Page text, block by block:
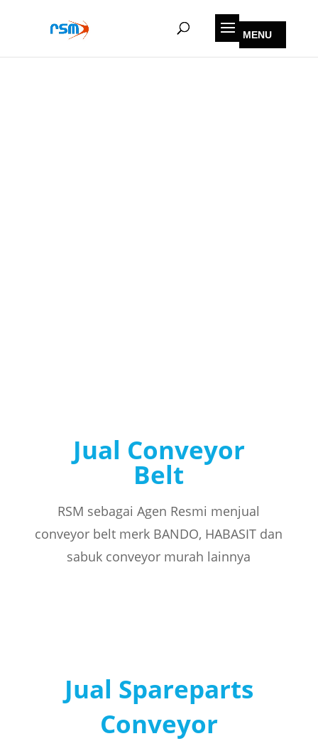
Jual Conveyor
Belt
RSM sebagai Agen Resmi menjual
conveyor belt merk BANDO, HABASIT dan
sabuk conveyor murah lainnya
Jual Spareparts
Conveyor